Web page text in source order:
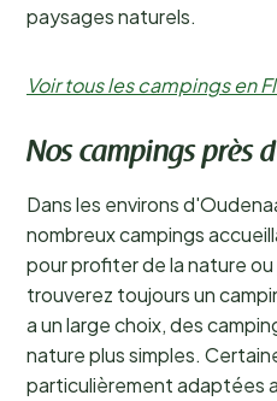
paysages naturels.
Voir tous les campings en
Nos campings près
Dans les environs
nombreux campings
pour profiter de la nature ou
trouverez toujours un
a un large choix, des
nature plus simples.
particulièrement adaptées